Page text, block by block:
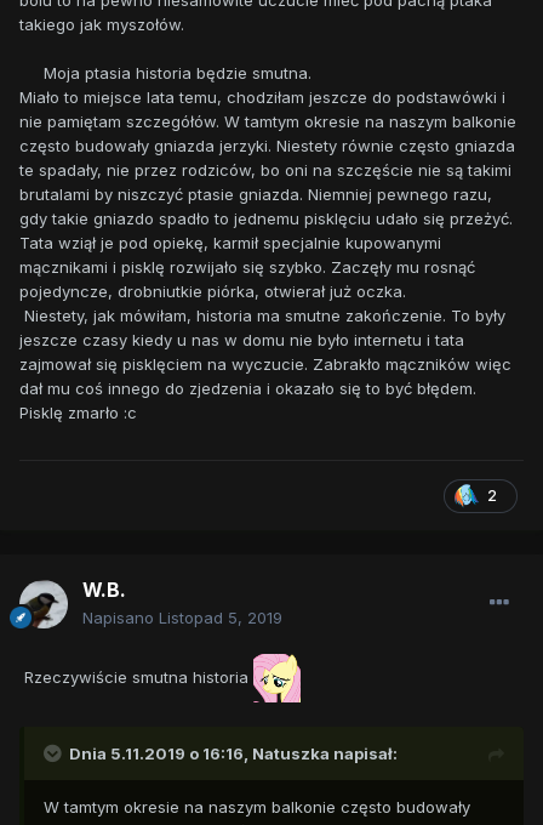
takiego jak myszołów.
Moja ptasia historia będzie smutna.
Miało to miejsce lata temu, chodziłam jeszcze do podstawówki i
nie pamiętam szczegółów. W tamtym okresie na naszym balkonie
często budowały gniazda jerzyki. Niestety równie często gniazda
te spadały, nie przez rodziców, bo oni na szczęście nie są takimi
brutalami by niszczyć ptasie gniazda. Niemniej pewnego razu,
gdy takie gniazdo spadło to jednemu pisklęciu udało się przeżyć.
Tata wziął je pod opiekę, karmił specjalnie kupowanymi
mącznikami i pisklę rozwijało się szybko. Zaczęły mu rosnąć
pojedyncze, drobniutkie piórka, otwierał już oczka.
Niestety, jak mówiłam, historia ma smutne zakończenie. To były
jeszcze czasy kiedy u nas w domu nie było internetu i tata
zajmował się pisklęciem na wyczucie. Zabrakło mączników więc
dał mu coś innego do zjedzenia i okazało się to być błędem.
Pisklę zmarło :c
2
W.B.
Napisano Listopad 5, 2019
Rzeczywiście smutna historia
Dnia 5.11.2019 o 16:16, Natuszka napisał:
W tamtym okresie na naszym balkonie często budowały